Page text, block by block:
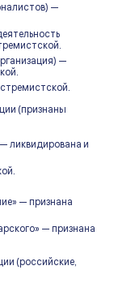
—
—
(признаны
ликвидирована и
— признана
— признана
(российские,